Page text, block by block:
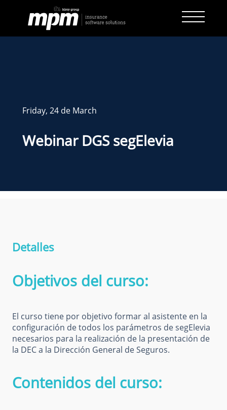
content
Friday, 24 de March
Webinar DGS segElevia
Detalles
Objetivos del curso:
El curso tiene por objetivo formar al asistente en la
configuración de todos los parámetros de segElevia
necesarios para la realización de la presentación de
la DEC a la Dirección General de Seguros.
Contenidos del curso: